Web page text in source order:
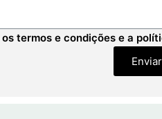
termos e condições e a
Enviar